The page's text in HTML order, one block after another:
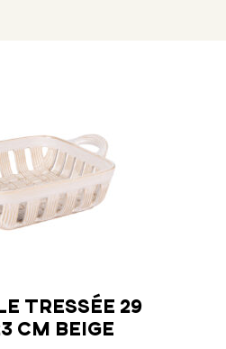
Corbeille tressée
cm x 23 cm beige